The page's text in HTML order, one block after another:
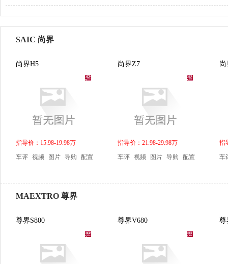
SAIC 尚界
尚界H5
指导价：15.98-19.98万
车评 视频 图片 导购 配置
尚界Z7
指导价：21.98-29.98万
车评 视频 图片 导购 配置
指
车
MAEXTRO 尊界
尊界S800 尊界V680 尊